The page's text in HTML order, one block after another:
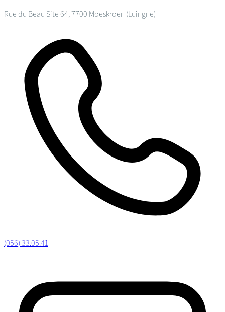
Rue du Beau Site 64, 7700 Moeskroen (Luingne)
(056) 33.05.41